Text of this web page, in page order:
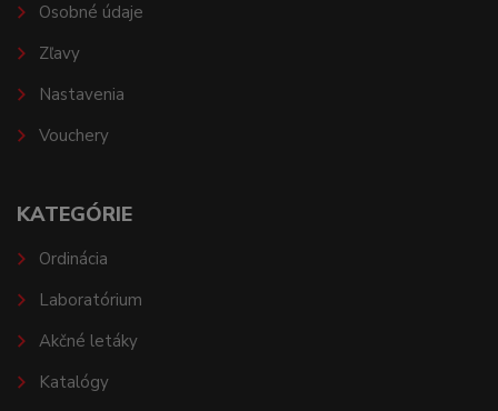
Osobné údaje
Zľavy
Nastavenia
Vouchery
KATEGÓRIE
Ordinácia
Laboratórium
Akčné letáky
Katalógy